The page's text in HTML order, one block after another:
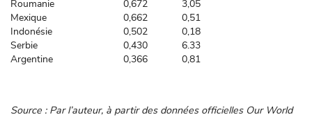
Roumanie
0,672
3,05
Mexique
0,662
0,51
Indonésie
0,502
0,18
Serbie
0,430
6.33
Argentine
0,366 0,81
Source : Par l’auteur, à partir des données officielles Our World